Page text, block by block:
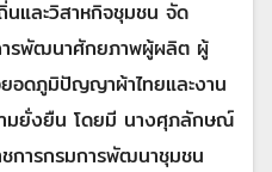
และวิสาหกิจชุมชน จัด
ารพัฒนาศักยภาพผู้ผลิต ผู้
ยอดภูมิปัญญาผ้าไทยและงาน
มยั่งยืน โดยมี นางศุภลักษณ์
การกรมการพัฒนาชุมชน